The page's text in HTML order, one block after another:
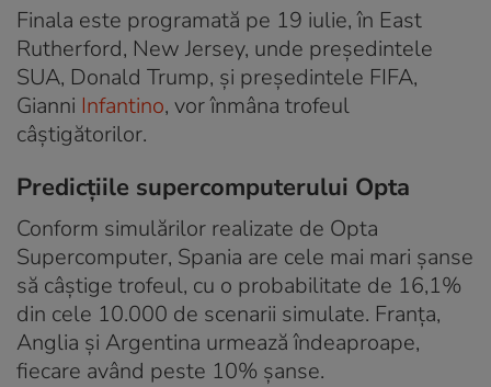
Finala este programată pe 19 iulie, în East
Rutherford, New Jersey, unde președintele
SUA, Donald Trump, și președintele FIFA,
Gianni Infantino, vor înmâna trofeul
câștigătorilor.
Predicțiile supercomputerului Opta
Conform simulărilor realizate de Opta
Supercomputer, Spania are cele mai mari șanse
să câștige trofeul, cu o probabilitate de 16,1%
din cele 10.000 de scenarii simulate. Franța,
Anglia și Argentina urmează îndeaproape,
fiecare având peste 10% șanse.